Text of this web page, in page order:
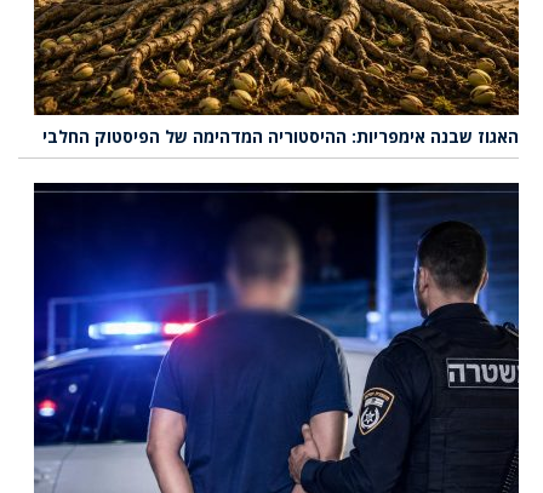
האגוז שבנה אימפריות: ההיסטוריה המדהימה של הפיסטוק החלבי